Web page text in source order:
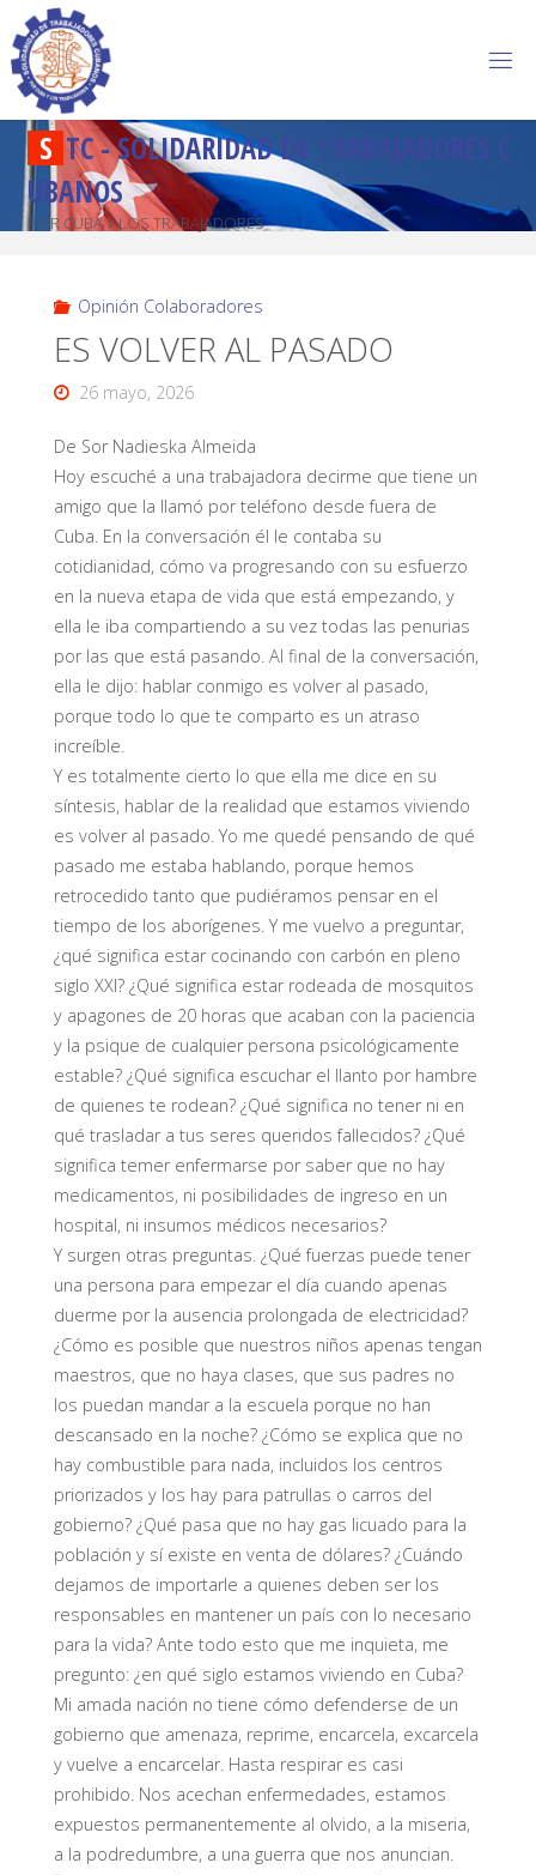
S TC-SOLIDARIDADD R A BAJADORES C
U BANOS
POR CUBA Y LOS TRABAJADORES
Opinión Colaboradores
ES VOLVER AL PASADO
26 mayo, 2026
De Sor Nadieska Almeida
Hoy escuché a una trabajadora decirme que tiene un
amigo que la llamó por teléfono desde fuera de
Cuba. En la conversación él le contaba su
cotidianidad, cómo va progresando con su esfuerzo
en la nueva etapa de vida que está empezando, y
ella le iba compartiendo a su vez todas las penurias
por las que está pasando. Al final de la conversación,
ella le dijo: hablar conmigo es volver al pasado,
porque todo lo que te comparto es un atraso
increíble.
Y es totalmente cierto lo que ella me dice en su
síntesis, hablar de la realidad que estamos viviendo
es volver al pasado. Yo me quedé pensando de qué
pasado me estaba hablando, porque hemos
retrocedido tanto que pudiéramos pensar en el
tiempo de los aborígenes. Y me vuelvo a preguntar,
¿qué significa estar cocinando con carbón en pleno
siglo XXI? ¿Qué significa estar rodeada de mosquitos
y apagones de 20 horas que acaban con la paciencia
y la psique de cualquier persona psicológicamente
estable? ¿Qué significa escuchar el llanto por hambre
de quienes te rodean? ¿Qué significa no tener ni en
qué trasladar a tus seres queridos fallecidos? ¿Qué
significa temer enfermarse por saber que no hay
medicamentos, ni posibilidades de ingreso en un
hospital, ni insumos médicos necesarios?
Y surgen otras preguntas. ¿Qué fuerzas puede tener
una persona para empezar el día cuando apenas
duerme por la ausencia prolongada de electricidad?
¿Cómo es posible que nuestros niños apenas tengan
maestros, que no haya clases, que sus padres no
los puedan mandar a la escuela porque no han
descansado en la noche? ¿Cómo se explica que no
hay combustible para nada, incluidos los centros
priorizados y los hay para patrullas o carros del
gobierno? ¿Qué pasa que no hay gas licuado para la
población y sí existe en venta de dólares? ¿Cuándo
dejamos de importarle a quienes deben ser los
responsables en mantener un país con lo necesario
para la vida? Ante todo esto que me inquieta, me
pregunto: ¿en qué siglo estamos viviendo en Cuba?
Mi amada nación no tiene cómo defenderse de un
gobierno que amenaza, reprime, encarcela, excarcela
y vuelve a encarcelar. Hasta respirar es casi
prohibido. Nos acechan enfermedades, estamos
expuestos permanentemente al olvido, a la miseria,
a la podredumbre, a una guerra que nos anuncian.